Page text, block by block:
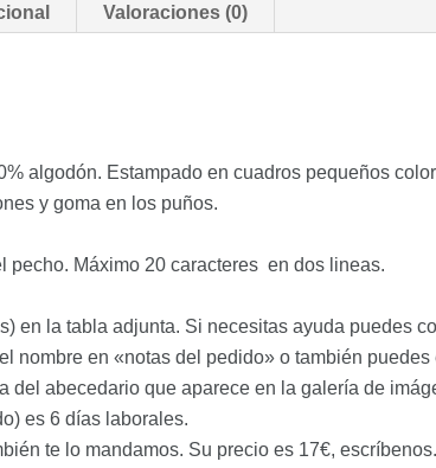
Valoraciones (0)
algodón. Estampado en cuadros pequeños
y goma en los puños.
pecho. Máximo 20 caracteres en dos lineas.
en la tabla adjunta. Si necesitas ayuda puedes
nombre en «notas del pedido» o también
del abecedario que aparece en la galería de
es 6 días laborales.
te lo mandamos. Su precio es 17€, escríbenos.